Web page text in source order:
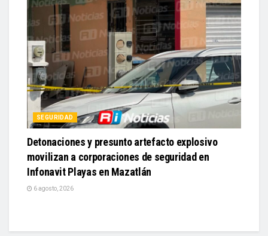
SEGURIDAD
Detonaciones y presunto artefacto explosivo
movilizan a corporaciones de seguridad en
Infonavit Playas en Mazatlán
6 agosto, 2026